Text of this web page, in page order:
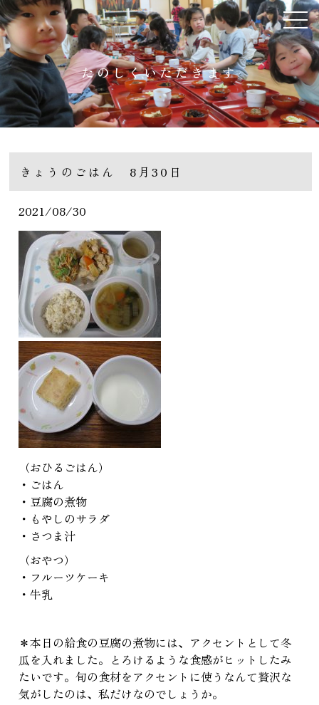
たのしくいただきます
きょうのごはん 8月30日
2021/08/30
（おひるごはん）
・ごはん
・豆腐の煮物
・もやしのサラダ
・さつま汁
（おやつ）
・フルーツケーキ
・牛乳
＊本日の給食の豆腐の煮物には、アクセントとして冬
瓜を入れました。とろけるような食感がヒットしたみ
たいです。旬の食材をアクセントに使うなんて贅沢な
気がしたのは、私だけなのでしょうか。